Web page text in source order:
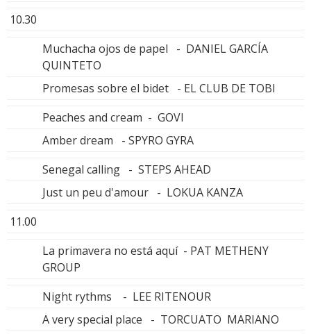
10.30
Muchacha ojos de papel - DANIEL GARCÍA
QUINTETO
Promesas sobre el bidet - EL CLUB DE TOBI
Peaches and cream - GOVI
Amber dream - SPYRO GYRA
Senegal calling - STEPS AHEAD
Just un peu d'amour - LOKUA KANZA
11.00
La primavera no está aquí - PAT METHENY
GROUP
Night rythms - LEE RITENOUR
A very special place - TORCUATO MARIANO